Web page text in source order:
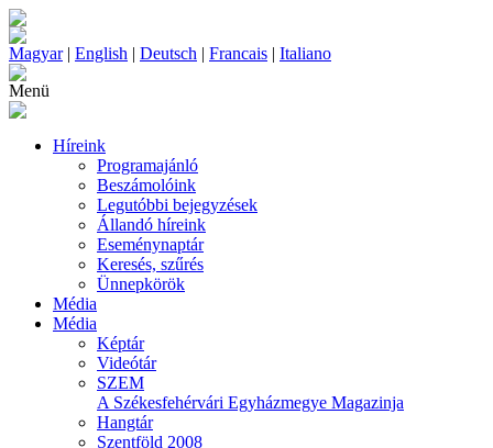
Magyar| English | Deutsch | Francais | Italiano
Menü
Híreink
Programajánló
Beszámolóink
Legutóbbi bejegyzések
Állandó híreink
Eseménynaptár
Keresés, szűrés
Ünnepkörök
Média
Média
Képtár
Videótár
SZEM
A Székesfehérvári Egyházmegye Magazinja
Hangtár
Szentföld 2008